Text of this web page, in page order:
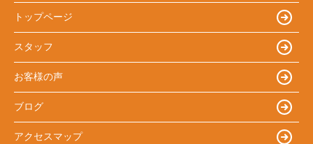
トップページ
スタッフ
お客様の声
ブログ
アクセスマップ